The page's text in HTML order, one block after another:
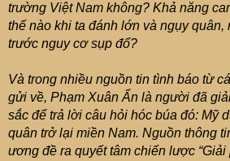
trường Việt Nam không? Khả năng
thế nào khi ta đánh lớn và ngụy quân,
trước nguy cơ sụp đổ?
Và trong nhiều nguồn tin tình báo từ
gửi về, Phạm Xuân Ẩn là người đã
sắc để trả lời câu hỏi hóc búa đó: Mỹ
quân trở lại miền Nam. Nguồn thông
ương đề ra quyết tâm chiến lược